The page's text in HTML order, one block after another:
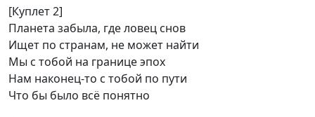
[Куплет 2]
Планета забыла, где ловец снов
Ищет по странам, не может найти
Мы с тобой на границе эпох
Нам наконец-то с тобой по пути
Что бы было всё понятно